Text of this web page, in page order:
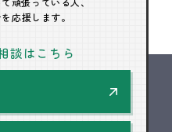
応援します。
談はこちら